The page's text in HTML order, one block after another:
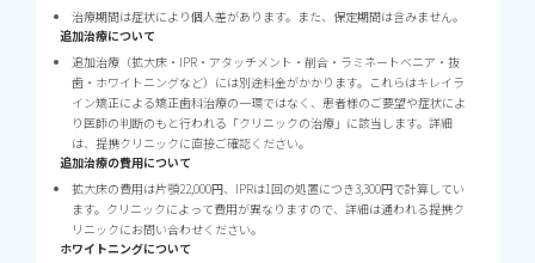
治療期間は症状により個人差があります。また、保定期間は含みません。
追加治療について
追加治療（拡大床・IPR・アタッチメント・削合・ラミネートベニア・抜
歯・ホワイトニングなど）には別途料金がかかります。これらはキレイラ
イン矯正による矯正歯科治療の一環ではなく、患者様のご要望や症状によ
り医師の判断のもと行われる「クリニックの治療」に該当します。詳細
は、提携クリニックに直接ご確認ください。
追加治療の費用について
拡大床の費用は片顎22,000円、IPRは1回の処置につき3,300円で計算してい
ます。クリニックによって費用が異なりますので、詳細は通われる提携ク
リニックにお問い合わせください。
ホワイトニングについて